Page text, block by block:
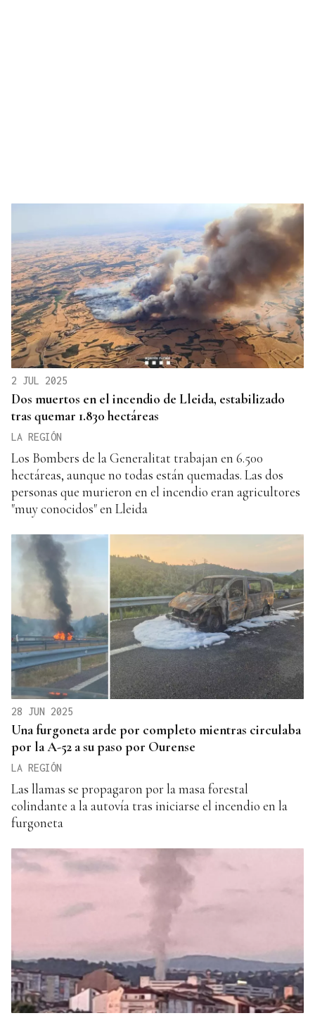
2 JUL 2025
Dos muertos en el incendio de Lleida, estabilizado
tras quemar 1.830 hectáreas
LA REGIÓN
Los Bombers de la Generalitat trabajan en 6.500
hectáreas, aunque no todas están quemadas. Las dos
personas que murieron en el incendio eran agricultores
"muy conocidos" en Lleida
28 JUN 2025
Una furgoneta arde por completo mientras circulaba
por la A-52 a su paso por Ourense
LA REGIÓN
Las llamas se propagaron por la masa forestal
colindante a la autovía tras iniciarse el incendio en la
furgoneta